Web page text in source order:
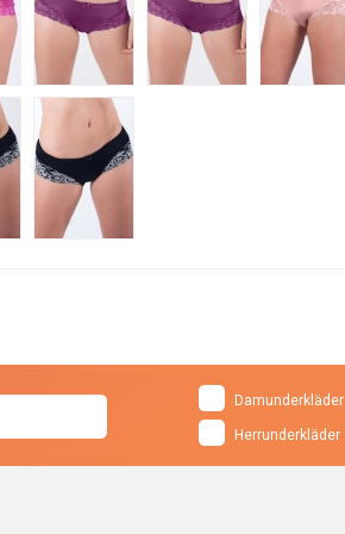
Damunderkläder
Herrunderkläder